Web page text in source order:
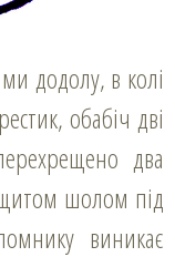
обабіч дві
два
щитом шолом під
виникає